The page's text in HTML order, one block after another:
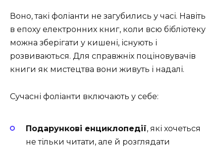
Воно, такі фоліанти не загубились у часі. Навіть
в епоху електронних книг, коли всю бібліотеку
можна зберігати у кишені, існують і
розвиваються. Для справжніх поціновувачів
книги як мистецтва вони живуть і надалі.
Сучасні фоліанти включають у себе:
Подарункові енциклопедії, які хочеться
не тільки читати, але й розглядати